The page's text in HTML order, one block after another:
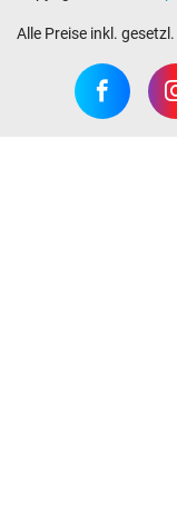
Alle Preise inkl.